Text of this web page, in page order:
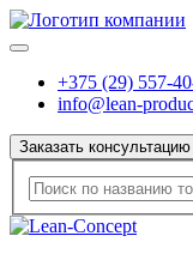
+375 (29) 557-
info@lean-
Заказать консультацию